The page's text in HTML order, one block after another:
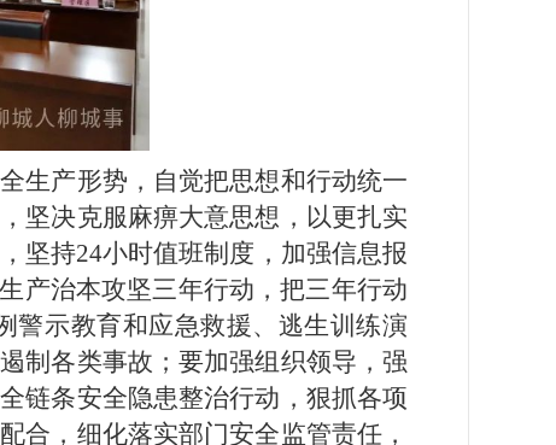
生产形势，自觉把思想和行动统一
坚决克服麻痹大意思想，以更扎实
坚持24小时值班制度，加强信息报
产治本攻坚三年行动，把三年行动
警示教育和应急救援、逃生训练演
制各类事故；要加强组织领导，强
链条安全隐患整治行动，狠抓各项
合，细化落实部门安全监管责任，